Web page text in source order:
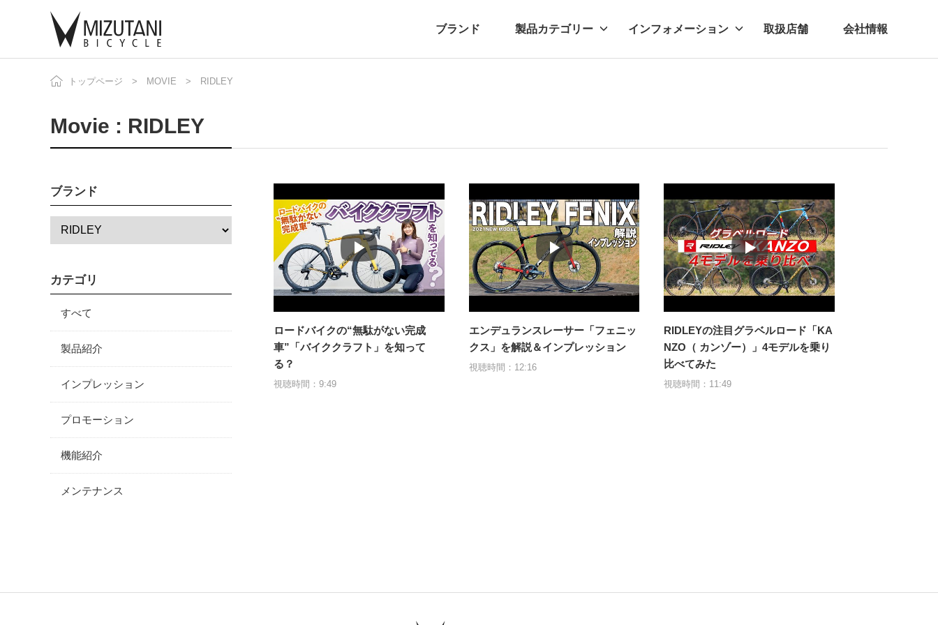
ブランド 製品カテゴリー インフォメーション 取扱店舗 会社情報
トップページ MOVIE RIDLEY
Movie : RIDLEY
ロードバイクの“無駄がない完成
車”「バイククラフト」を知って
る？
視聴時間：9:49
エンデュランスレーサー「フェニッ
クス」を解説＆インプレッション
視聴時間：12:16
RIDLEYの注目グラベルロード「KA
NZO（ カンゾー）」4モデルを乗り
比べてみた
視聴時間：11:49
ブランド
カテゴリ
すべて
製品紹介
インプレッション
プロモーション
機能紹介
メンテナンス